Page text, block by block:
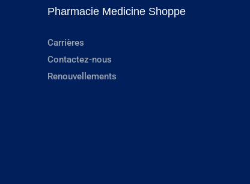
Pharmacie Medicine Shoppe
Carrières
Contactez-nous
Renouvellements